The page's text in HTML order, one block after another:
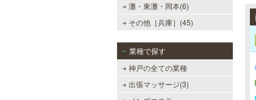
灘・東灘・岡本(6)
その他［兵庫］(45)
業種で探す
神戸の全ての業種
出張マッサージ(3)